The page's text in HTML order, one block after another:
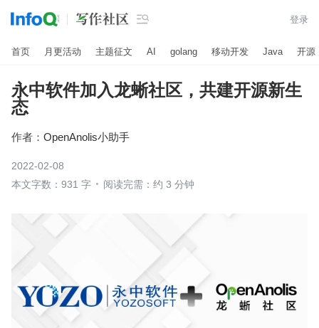
 登录
首页 月更活动 主题征文 AI golang 移动开发 Java 开源
永中软件加入龙蜥社区，共建开源新生
态
作者： OpenAnolis小助手
2022-02-08
本文字数：931 字
阅读完需：约 3 分钟